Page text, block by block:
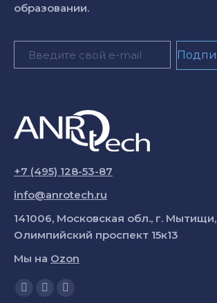
образовании.
+7 (495) 128-53-87
info@anrotech.ru
141006, Московская обл., г. Мытищи,
Олимпийский проспект 15к13
Мы на Ozon
Ищите нас:
Страница
Страница
Страница